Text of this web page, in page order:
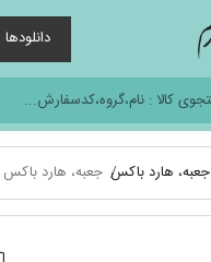
دانلودها
جعبه، هارد باکس جعبه، هارد باکس 23*16*5 قیمت خالص، جعبه آماده